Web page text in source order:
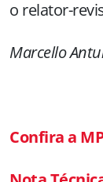
o relator-
Marcello
Confira a